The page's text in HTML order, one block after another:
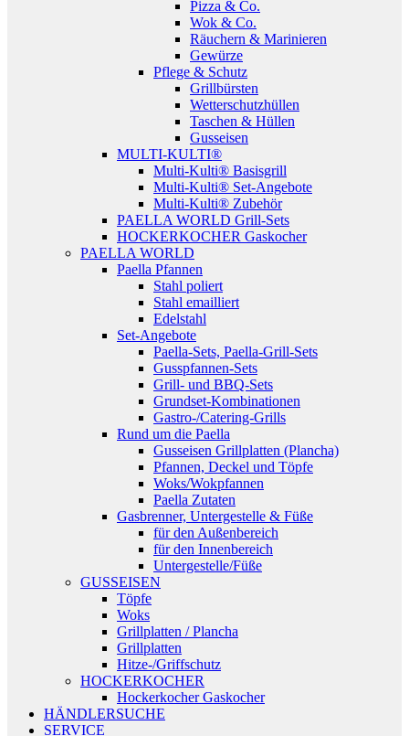
Pizza & Co.
Wok & Co.
Räuchern & Marinieren
Gewürze
Pflege & Schutz
Grillbürsten
Wetterschutzhüllen
Taschen & Hüllen
Gusseisen
MULTI-KULTI®
Multi-Kulti® Basisgrill
Multi-Kulti® Set-Angebote
Multi-Kulti® Zubehör
PAELLA WORLD Grill-Sets
HOCKERKOCHER Gaskocher
PAELLA WORLD
Paella Pfannen
Stahl poliert
Stahl emailliert
Edelstahl
Set-Angebote
Paella-Sets, Paella-Grill-Sets
Gusspfannen-Sets
Grill- und BBQ-Sets
Grundset-Kombinationen
Gastro-/Catering-Grills
Rund um die Paella
Gusseisen Grillplatten (Plancha)
Pfannen, Deckel und Töpfe
Woks/Wokpfannen
Paella Zutaten
Gasbrenner, Untergestelle & Füße
für den Außenbereich
für den Innenbereich
Untergestelle/Füße
GUSSEISEN
Töpfe
Woks
Grillplatten / Plancha
Grillplatten
Hitze-/Griffschutz
HOCKERKOCHER
Hockerkocher Gaskocher
HÄNDLERSUCHE
SERVICE